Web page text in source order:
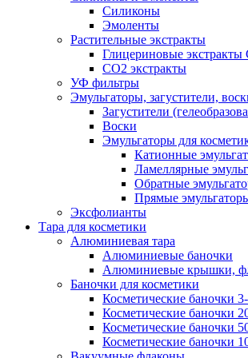
Силиконы
Эмоленты
Растительные экстракты
Глицериновые экстракты
СО2 экстракты
УФ фильтры
Эмульгаторы, загустители,
Загустители
Воски
Эмульгаторы для
Катионные
Ламеллярные
Обратные
Прямые
Эксфолианты
Тара для косметики
Алюминиевая тара
Алюминиевые баночки
Алюминиевые крышки,
Баночки для косметики
Косметические баночки
Косметические баночки
Косметические баночки
Косметические баночки